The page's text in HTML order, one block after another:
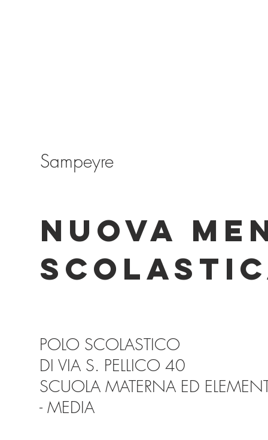
Sampeyre
NUOVA
POLO SCOLASTICO
DI VIA S. PELLICO 40
SCUOLA MATERNA ED
- MEDIA